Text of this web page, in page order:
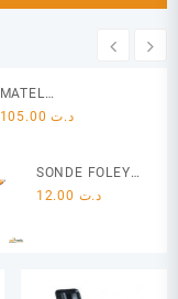
MATELAS
A EAU
د.ت105.00
SONDE FOLEY
SILICONE
د.ت